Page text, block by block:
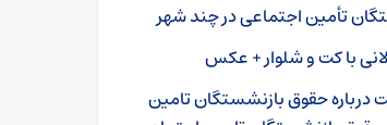
تأمین اجتماعی در چند شهر
با کت و شلوار + عکس
درباره حقوق بازنشستگان تامین